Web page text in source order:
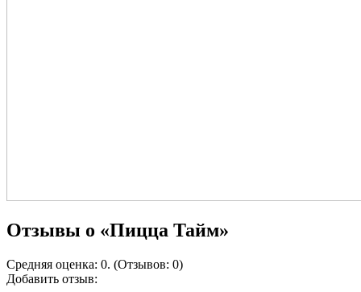
Отзывы о «Пицца Тайм»
Средняя оценка: 0. (Отзывов: 0)
Добавить отзыв: